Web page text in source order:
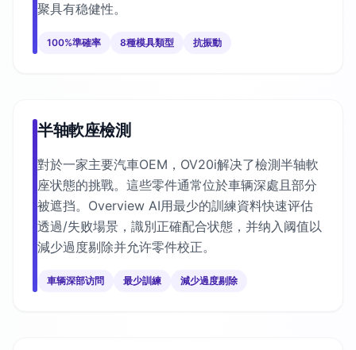
聚具有稳健性。
100%準確率 8種模具類型 抗振動
半轴軟座檢測
對於一家主要汽車OEM，OV20i解决了檢測半轴軟
座状態的挑戰。這些零件通常位於車辆深處且部分
被遮挡。Overview AI用最少的訓練資料快速评估
透過/失败場景，識別正確配合状態，并纳入阈值以
減少過度剔除并允许零件校正。
車辆深部访問 最少訓練 減少過度剔除